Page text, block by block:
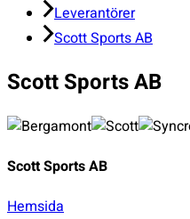
Leverantörer
Scott Sports AB
Scott Sports AB
Scott Sports AB
Hemsida